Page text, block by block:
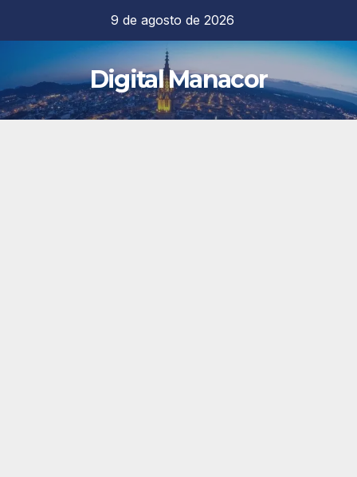
contenido
9 de agosto de 2026
Digital Manacor